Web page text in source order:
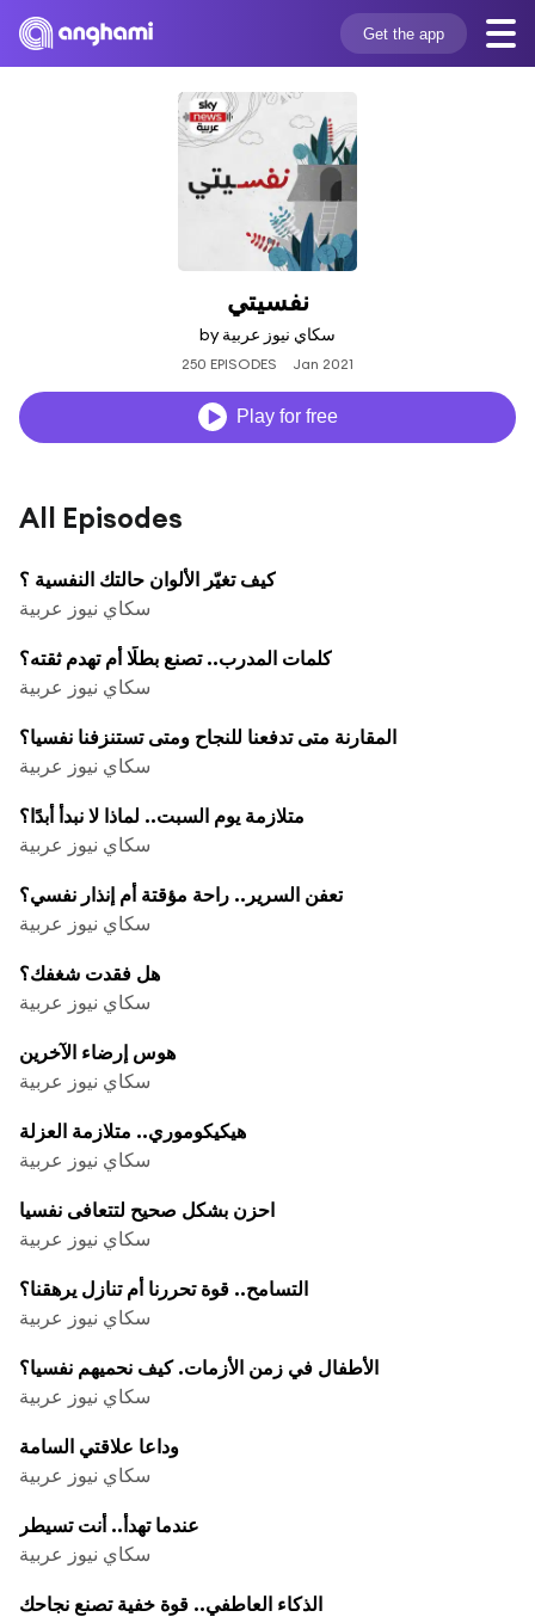
Get the app
نفسيتي
by سكاي نيوز عربية
250 EPISODES Jan 2021
Play for free
All Episodes
كيف تغيّر الألوان حالتك النفسية ؟
سكاي نيوز عربية
كلمات المدرب.. تصنع بطلًا أم تهدم ثقته؟
سكاي نيوز عربية
المقارنة متى تدفعنا للنجاح ومتى تستنزفنا نفسيا؟
سكاي نيوز عربية
متلازمة يوم السبت.. لماذا لا نبدأ أبدًا؟
سكاي نيوز عربية
تعفن السرير.. راحة مؤقتة أم إنذار نفسي؟
سكاي نيوز عربية
هل فقدت شغفك؟
سكاي نيوز عربية
هوس إرضاء الآخرين
سكاي نيوز عربية
هيكيكوموري.. متلازمة العزلة
سكاي نيوز عربية
احزن بشكل صحيح لتتعافى نفسيا
سكاي نيوز عربية
التسامح.. قوة تحررنا أم تنازل يرهقنا؟
سكاي نيوز عربية
الأطفال في زمن الأزمات. كيف نحميهم نفسيا؟
سكاي نيوز عربية
وداعا علاقتي السامة
سكاي نيوز عربية
عندما تهدأ.. أنت تسيطر
سكاي نيوز عربية
الذكاء العاطفي.. قوة خفية تصنع نجاحك